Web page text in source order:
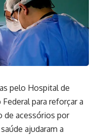
pelo Hospital de
para reforçar a
de acessórios por
ajudaram a